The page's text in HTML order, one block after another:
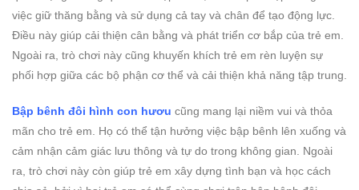
việc giữ thăng bằng và sử dụng cả tay và chân để tạo động lực.
Điều này giúp cải thiện cân bằng và phát triển cơ bắp của trẻ em.
Ngoài ra, trò chơi này cũng khuyến khích trẻ em rèn luyện sự
phối hợp giữa các bộ phận cơ thể và cải thiện khả năng tập trung.
Bập bênh đôi hình con hươu cũng mang lại niềm vui và thỏa
mãn cho trẻ em. Họ có thể tận hưởng việc bập bênh lên xuống và
cảm nhận cảm giác lưu thông và tự do trong không gian. Ngoài
ra, trò chơi này còn giúp trẻ em xây dựng tình bạn và học cách